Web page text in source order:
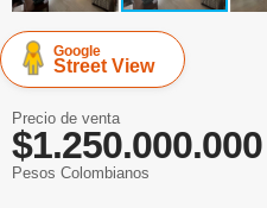
Google
Street View
Precio de venta
$1.250.000.000
Pesos Colombianos